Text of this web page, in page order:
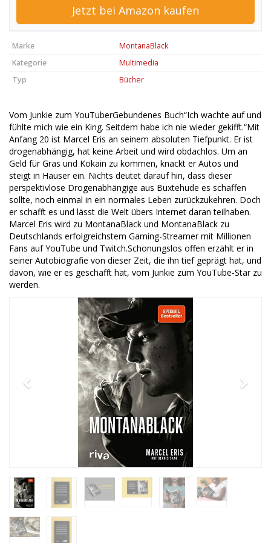
Jetzt bei Amazon kaufen
Marke
MontanaBlack
Kategorie
Multimedia
Typ
Bücher
Vom Junkie zum YouTuberGebundenes Buch“Ich wachte auf und
fühlte mich wie ein King. Seitdem habe ich nie wieder gekifft.“Mit
Anfang 20 ist Marcel Eris an seinem absoluten Tiefpunkt. Er ist
drogenabhängig, hat keine Arbeit und wird obdachlos. Um an
Geld für Gras und Kokain zu kommen, knackt er Autos und
steigt in Häuser ein. Nichts deutet darauf hin, dass dieser
perspektivlose Drogenabhängige aus Buxtehude es schaffen
sollte, noch einmal in ein normales Leben zurückzukehren. Doch
er schafft es und lässt die Welt übers Internet daran teilhaben.
Marcel Eris wird zu MontanaBlack und MontanaBlack zu
Deutschlands erfolgreichstem Gaming-Streamer mit Millionen
Fans auf YouTube und Twitch.Schonungslos offen erzählt er in
seiner Autobiografie von dieser Zeit, die ihn tief geprägt hat, und
davon, wie er es geschafft hat, vom Junkie zum YouTube-Star zu
werden.